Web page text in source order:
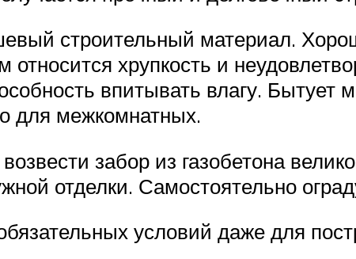
строительный материал.
относится хрупкость и
впитывать влагу. Бытует
для межкомнатных.
забор из газобетона
отделки. Самостоятельно
условий даже для